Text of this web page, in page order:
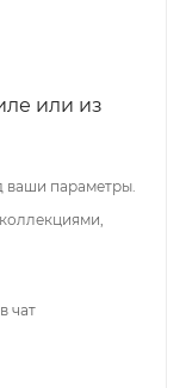
или из
параметры.
чат